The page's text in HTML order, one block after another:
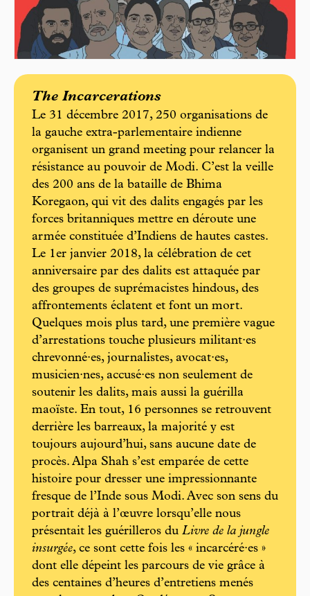
The Incarcerations
Le 31 décembre 2017, 250 organisations de
la gauche extra-parlementaire indienne
organisent un grand meeting pour relancer la
résistance au pouvoir de Modi. C’est la veille
des 200 ans de la bataille de Bhima
Koregaon, qui vit des dalits engagés par les
forces britanniques mettre en déroute une
armée constituée d’Indiens de hautes castes.
Le 1er janvier 2018, la célébration de cet
anniversaire par des dalits est attaquée par
des groupes de suprémacistes hindous, des
affrontements éclatent et font un mort.
Quelques mois plus tard, une première vague
d’arrestations touche plusieurs militant·es
chrevonné·es, journalistes, avocat·es,
musicien·nes, accusé·es non seulement de
soutenir les dalits, mais aussi la guérilla
maoïste. En tout, 16 personnes se retrouvent
derrière les barreaux, la majorité y est
toujours aujourd’hui, sans aucune date de
procès. Alpa Shah s’est emparée de cette
histoire pour dresser une impressionnante
fresque de l’Inde sous Modi. Avec son sens du
portrait déjà à l’œuvre lorsqu’elle nous
présentait les guérilleros du Livre de la jungle
insurgée, ce sont cette fois les « incarcéré·es »
dont elle dépeint les parcours de vie grâce à
des centaines d’heures d’entretiens menés